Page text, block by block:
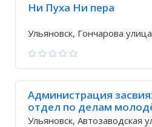
Ни Пуха Ни пера
Ульяновск, Гончарова
Администрация
отдел по делам
и спорту
Ульяновск, Автозаводская